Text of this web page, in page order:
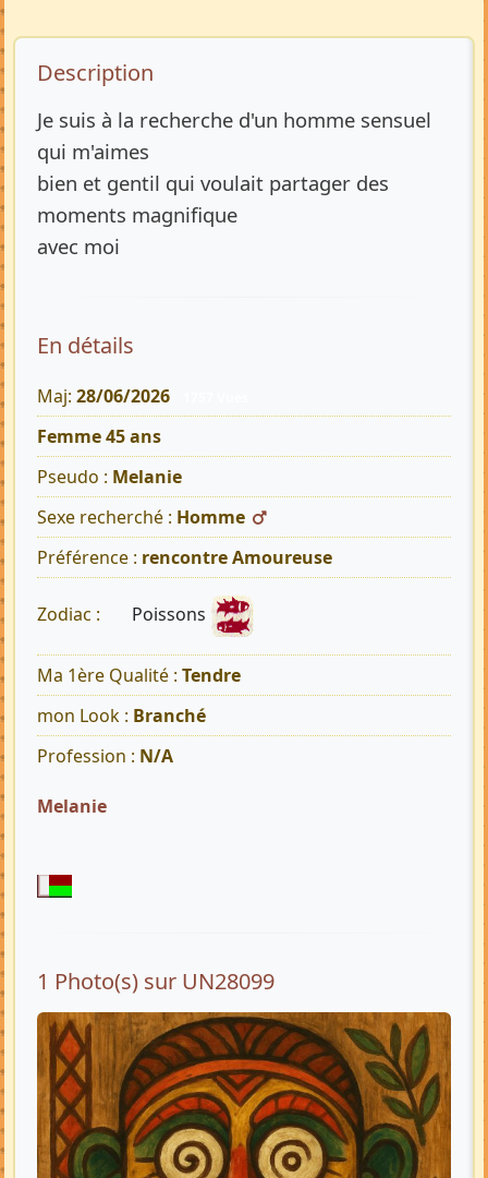
Description de l’annonce
Description
Je suis à la recherche d'un homme sensuel
qui m'aimes
bien et gentil qui voulait partager des
moments magnifique
avec moi
En détails
Maj: 28/06/2026
Femme 45 ans
Pseudo : Melanie
Sexe recherché : Homme
Préférence : rencontre Amoureuse
Zodiac : Poissons
Ma 1ère Qualité : Tendre
mon Look : Branché
Profession : N/A
Melanie
1 Photo(s) sur UN28099